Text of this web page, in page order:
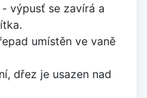
výpusť se zavírá a
umístěn ve vaně
dřez je usazen nad